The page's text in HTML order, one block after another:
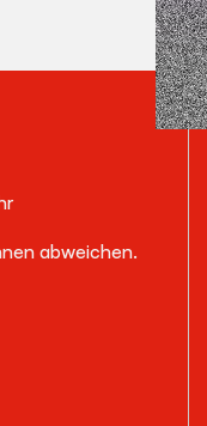
abweichen.